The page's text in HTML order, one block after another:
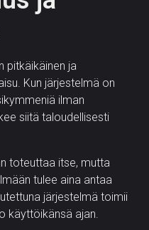
pitkäikäinen ja
Kun järjestelmä on
ilman
siitä taloudellisesti
toteuttaa itse, mutta
tulee aina antaa
järjestelmä toimii
käyttöikänsä ajan.